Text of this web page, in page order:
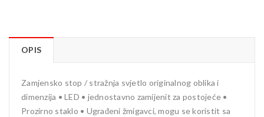
OPIS
Zamjensko stop / stražnja svjetlo originalnog oblika i
dimenzija • LED • jednostavno zamijenit za postojeće •
Prozirno staklo • Ugrađeni žmigavci, mogu se koristit sa